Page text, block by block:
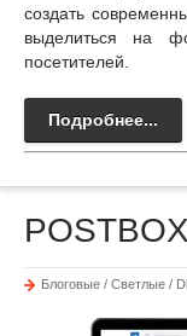
создать
выделиться на
посетителей.
Подробнее...
POSTBOX
Блоговые / Светлые /